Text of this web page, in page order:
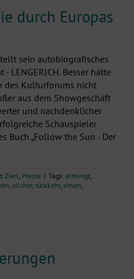
durch Europas
sein autobiografisches
LENGERICH. Besser hätte
des Kulturforums nicht
aus dem Showgeschäft
und nachdenklicher
Schauspieler
Buch „Follow the Sun - Der
Zierl Presse | Tags: altevogt
pilcher, rückkehr, simon